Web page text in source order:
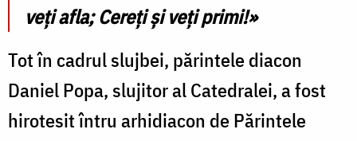
veți afla; Cereți și veți primi!»
Tot în cadrul slujbei, părintele diacon
Daniel Popa, slujitor al Catedralei, a fost
hirotesit întru arhidiacon de Părintele